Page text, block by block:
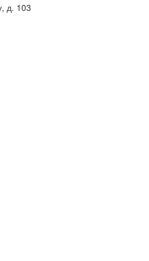
д. 103